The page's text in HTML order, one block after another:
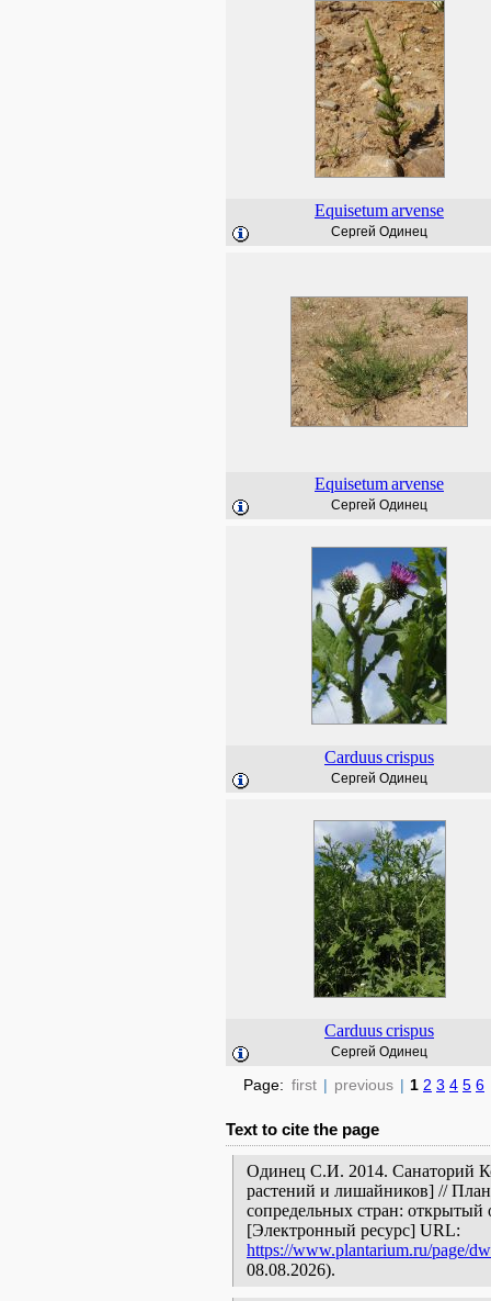
Equisetumarvense
Сергей Одинец
Equisetumarvense
Сергей Одинец
Carduuscrispus
Сергей Одинец
Carduuscrispus
Сергей Одинец
Page: first | previous | 1 2 3 4 5 6
Text to cite the page
Одинец С.И. 2014. Санаторий
растений и лишайников] //
сопредельных стран: открытый
[Электронный ресурс] URL:
https://www.plantarium.ru/page/
08.08.2026).